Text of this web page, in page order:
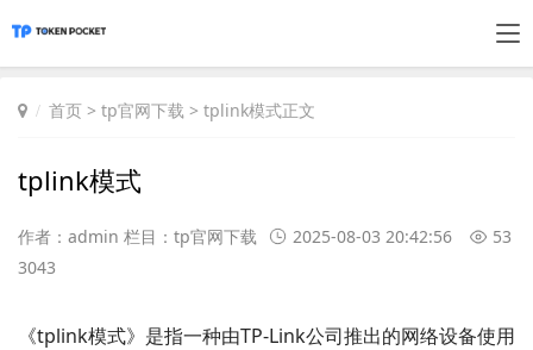
首页 > tp官网下载 > tplink模式正文
tplink模式
作者：admin 栏目： tp官网下载 2025-08-03 20:42:56
53
3043
《tplink模式》是指一种由TP-Link公司推出的网络设备使用